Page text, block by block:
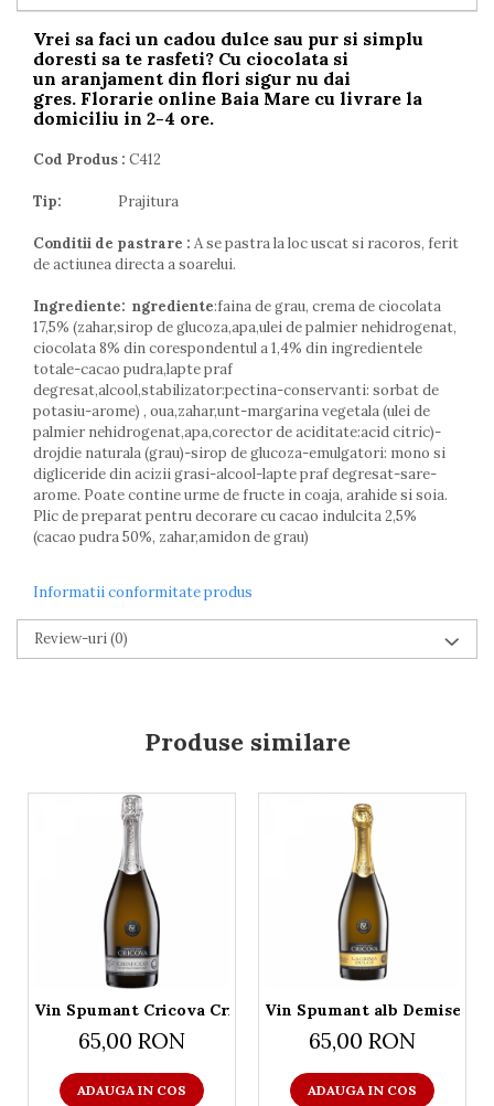
Vrei sa faci un cadou dulce sau pur si simplu
doresti sa te rasfeti? Cu ciocolata si
un aranjament din flori sigur nu dai
gres. Florarie online Baia Mare cu livrare la
domiciliu in 2-4 ore.
Cod Produs : C412
Tip: Prajitura
Conditii de pastrare : A se pastra la loc uscat si racoros, ferit
de actiunea directa a soarelui.
Ingrediente: ngrediente:faina de grau, crema de ciocolata
17,5% (zahar,sirop de glucoza,apa,ulei de palmier nehidrogenat,
ciocolata 8% din corespondentul a 1,4% din ingredientele
totale-cacao pudra,lapte praf
degresat,alcool,stabilizator:pectina-conservanti: sorbat de
potasiu-arome) , oua,zahar,unt-margarina vegetala (ulei de
palmier nehidrogenat,apa,corector de aciditate:acid citric)-
drojdie naturala (grau)-sirop de glucoza-emulgatori: mono si
digliceride din acizii grasi-alcool-lapte praf degresat-sare-
arome. Poate contine urme de fructe in coaja, arahide si soia.
Plic de preparat pentru decorare cu cacao indulcita 2,5%
(cacao pudra 50%, zahar,amidon de grau)
Informatii conformitate produs
Review-uri(0)
Produse similare
Vin Spumant Cricova Crisecco 0.75L
65,00 RON
ADAUGA IN COS
Vin Spumant alb Demisec
65,00 RON
ADAUGA IN COS